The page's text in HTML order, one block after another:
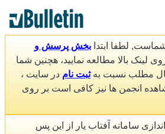
شماست, لطفا ابتدا بخش پرسش و
لینک بالا مطالعه نمایید، هچنین شما
مطلب نسبت بهثبت نام در سایت ،
انجمن ها نیز کافی است بر روی
سامانه آفتاب یار از این پس